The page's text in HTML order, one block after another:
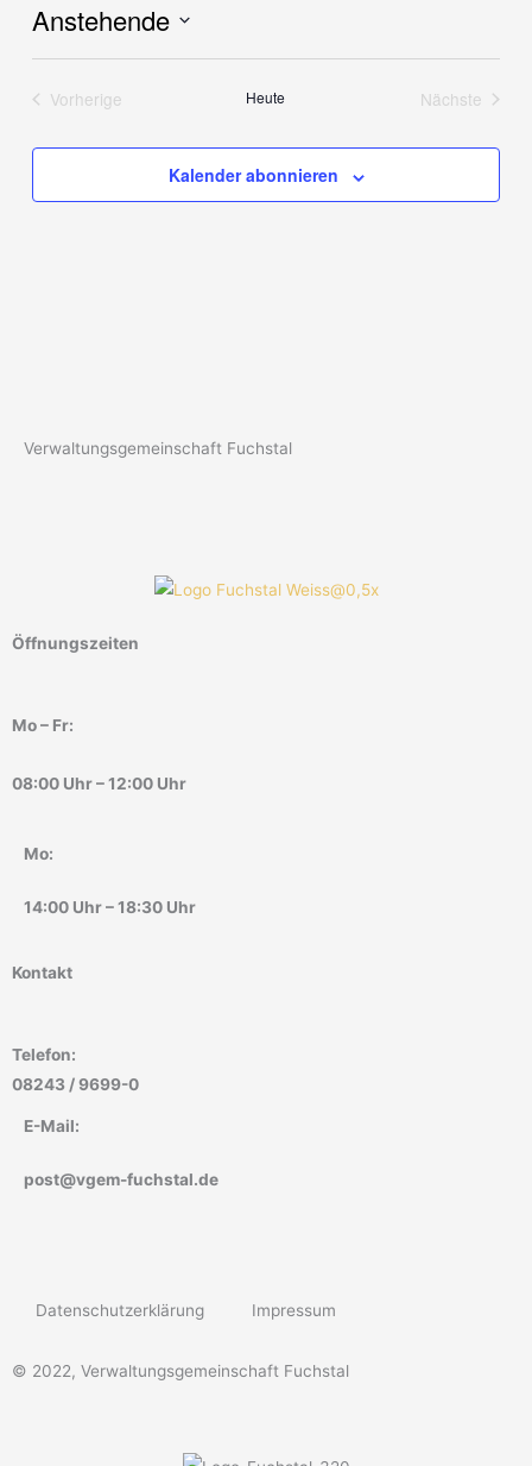
Anstehende
Vorherige
Heute
Nächste
Kalender abonnieren
Verwaltungsgemeinschaft Fuchstal
Kontakt
Telefon:
08243 / 9699-0
E-Mail:
post@vgem-fuchstal.de
Öffnungszeiten
Mo – Fr:
08:00 Uhr – 12:00 Uhr
Mo:
14:00 Uhr – 18:30 Uhr
Datenschutzerklärung Impressum
© 2022, Verwaltungsgemeinschaft Fuchstal